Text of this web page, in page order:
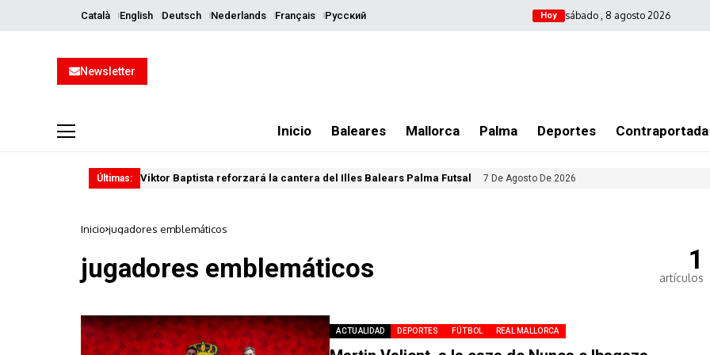
Català English Deutsch Nederlands Français Русский Hoy sábado , 8 agosto 2026
Newsletter
Inicio Baleares Mallorca Palma Deportes Contraportada
Últimas: Viktor Baptista reforzará la cantera del Illes Balears Palma Futsal 7 De Agosto De 2026
Inicio jugadores emblemáticos
jugadores emblemáticos 1
artículos
ACTUALIDAD DEPORTES FÚTBOL REAL MALLORCA